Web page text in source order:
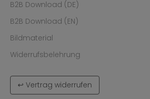
B2B Download (DE)
B2B Download (EN)
Bildmaterial
Widerrufsbelehrung
↩ Vertrag widerrufen